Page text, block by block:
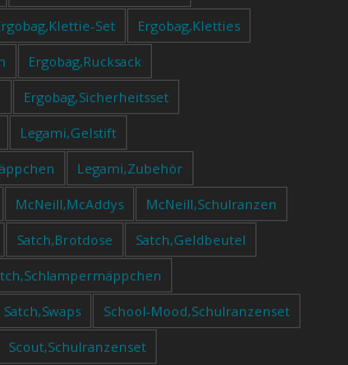
Set
Ergobag,Kletties
Ergobag,Rucksack
Ergobag,Sicherheitsset
Legami,Gelstift
Legami,Zubehör
McNeill,McAddys
McNeill,Schulranzen
Satch,Brotdose
Satch,Geldbeutel
Satch,Swaps
School-Mood,Schulranzenset
Scout,Schulranzenset